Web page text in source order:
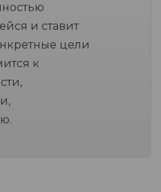
и ставит
цели
к